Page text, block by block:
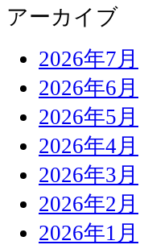
アーカイブ
2026年7月
2026年6月
2026年5月
2026年4月
2026年3月
2026年2月
2026年1月